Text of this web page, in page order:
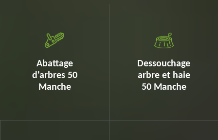
Abattage
d'arbres 50
Manche
Dessouchage
arbre et haie
50 Manche